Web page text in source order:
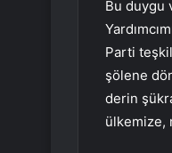
Bu duygu
Parti
şölene
derin
ülkemize,